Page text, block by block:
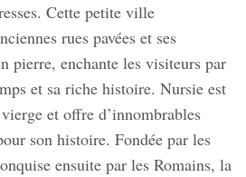
Cette petite ville
rues pavées et ses
pierre, enchante les visiteurs par
et sa riche histoire. Nursie est
et offre d’innombrables
son histoire. Fondée par les
ensuite par les Romains, la